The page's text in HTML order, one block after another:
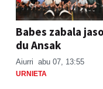
Babes zabala jaso
du Ansak
Aiurri abu 07, 13:55
URNIETA